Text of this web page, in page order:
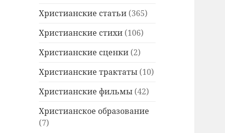
Христианские статьи (365)
Христианские стихи (106)
Христианские сценки (2)
Христианские трактаты (10)
Христианские фильмы (42)
Христианское образование
(7)